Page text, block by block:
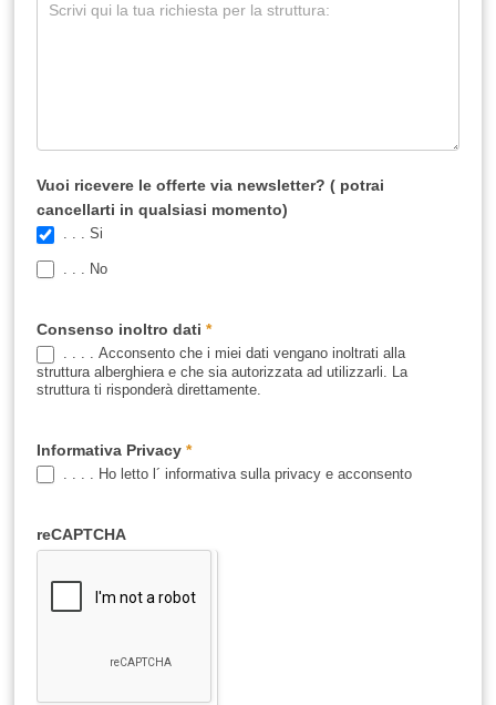
Vuoi ricevere le offerte via newsletter? ( potrai
cancellarti in qualsiasi momento)
. . . Si
. . . No
Consenso inoltro dati*
. . . . Acconsento che i miei dati vengano inoltrati alla
struttura alberghiera e che sia autorizzata ad utilizzarli. La
struttura ti risponderà direttamente.
Informativa Privacy*
. . . . Ho letto l´ informativa sulla privacy e acconsento
reCAPTCHA